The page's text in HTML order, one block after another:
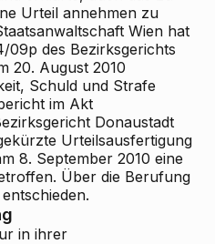
Urteil annehmen zu
Wien hat
09p des Bezirksgerichts
20. August 2010
Schuld und Strafe
im Akt
Donaustadt
Urteilsausfertigung
8. September 2010 eine
Über die Berufung
in ihrer